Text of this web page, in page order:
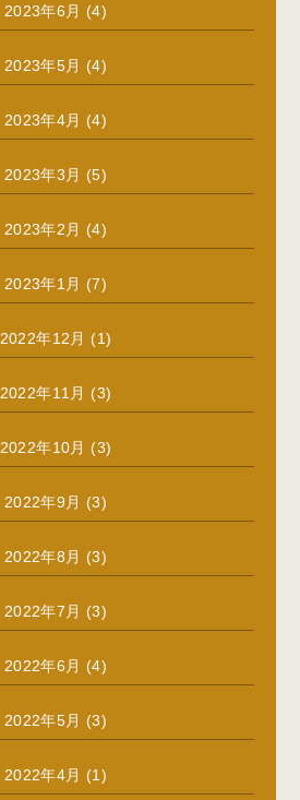
2023年6月 (4)
2023年5月 (4)
2023年4月 (4)
2023年3月 (5)
2023年2月 (4)
2023年1月 (7)
2022年12月 (1)
2022年11月 (3)
2022年10月 (3)
2022年9月 (3)
2022年8月 (3)
2022年7月 (3)
2022年6月 (4)
2022年5月 (3)
2022年4月 (1)